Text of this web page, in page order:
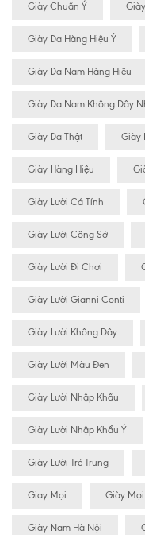
Giày Chuẩn Ý
Giày Da Hàng Hiệu Ý
Giày Da Nam Hàng Hiệu
Giày Da Nam Không Dây
Giày Da Thật Giày
Giày Hàng Hiệu
Giày Lười Cá Tính
Giày Lười Công Sở
Giày Lười Đi Chơi
Giày Lười Gianni Conti
Giày Lười Không Dây
Giày Lười Màu Đen
Giày Lười Nhập Khẩu
Giày Lười Nhập Khẩu Ý
Giày Lười Trẻ Trung
Giay Mọi Giày Mọi
Giày Nam Hà Nội